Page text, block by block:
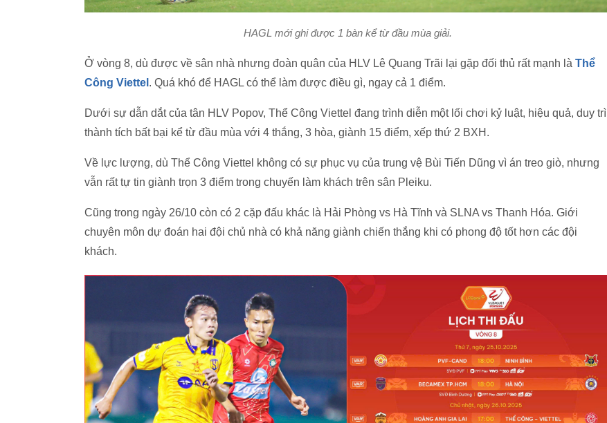
HAGL mới ghi được 1 bàn kể từ đầu mùa giải.
Ở vòng 8, dù được về sân nhà nhưng đoàn quân của HLV Lê Quang Trãi lại gặp đối thủ rất mạnh là Thể
Công Viettel . Quá khó để HAGL có thể làm được điều gì, ngay cả 1 điểm.
Dưới sự dẫn dắt của tân HLV Popov, Thể Công Viettel đang trình diễn một lối chơi kỷ luật, hiệu quả, duy trì
thành tích bất bại kể từ đầu mùa với 4 thắng, 3 hòa, giành 15 điểm, xếp thứ 2 BXH.
Về lực lượng, dù Thể Công Viettel không có sự phục vụ của trung vệ Bùi Tiến Dũng vì án treo giò, nhưng
vẫn rất tự tin giành trọn 3 điểm trong chuyến làm khách trên sân Pleiku.
Cũng trong ngày 26/10 còn có 2 cặp đấu khác là Hải Phòng vs Hà Tĩnh và SLNA vs Thanh Hóa. Giới
chuyên môn dự đoán hai đội chủ nhà có khả năng giành chiến thắng khi có phong độ tốt hơn các đội
khách.